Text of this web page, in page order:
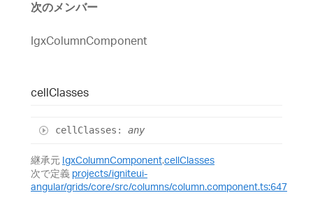
次のメンバー
IgxColumnComponent
cellClasses
cellClasses : any
継承元 IgxColumnComponent.cellClasses
次で定義 projects/igniteui-
angular/grids/core/src/columns/column.component.ts:647